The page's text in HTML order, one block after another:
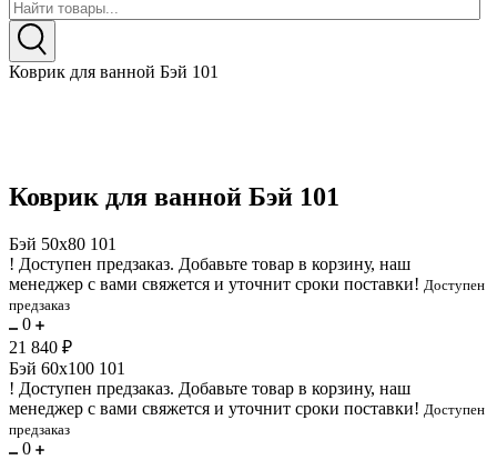
Коврик для ванной Бэй 101
Коврик для ванной Бэй 101
Бэй 50х80 101
! Доступен предзаказ. Добавьте товар в корзину, наш
менеджер с вами свяжется и уточнит сроки поставки! Доступен
предзаказ
0
21 840 ₽
Бэй 60х100 101
! Доступен предзаказ. Добавьте товар в корзину, наш
менеджер с вами свяжется и уточнит сроки поставки! Доступен
предзаказ
0